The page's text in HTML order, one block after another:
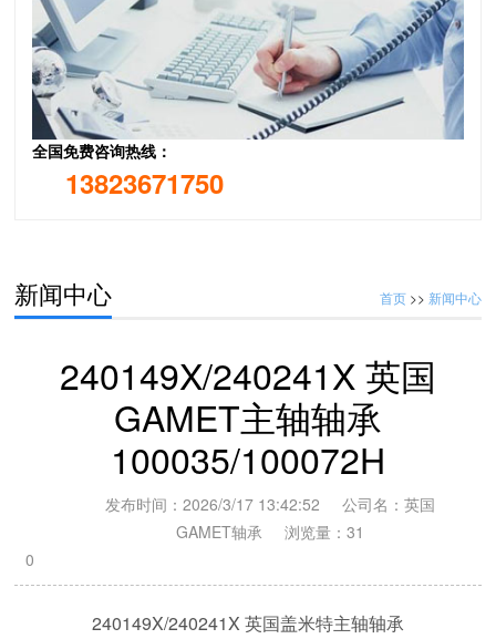
全国免费咨询热线：
13823671750
首页>> 新闻中心
新闻中心
240149X/240241X 英国
GAMET主轴轴承
100035/100072H
发布时间：2026/3/17 13:42:52 公司名：英国
GAMET轴承 浏览量： 31
0
240149X/240241X 英国盖米特主轴轴承